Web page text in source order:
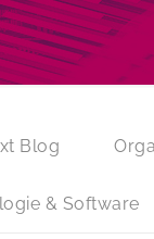
Blog
& Software